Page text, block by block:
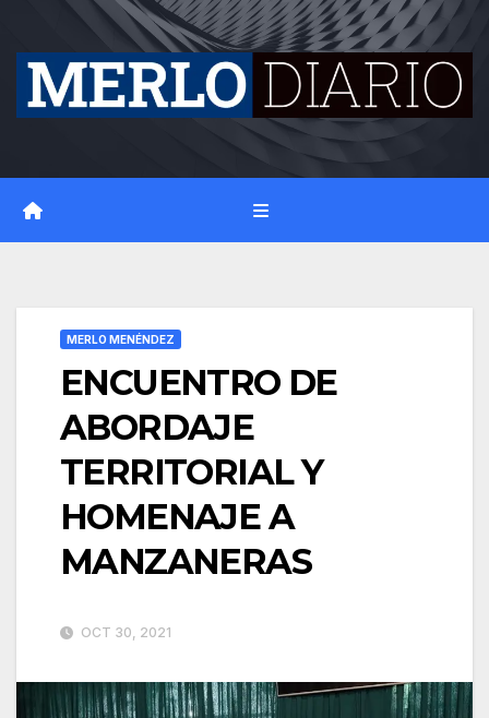
content
MERLO MENÉNDEZ
ENCUENTRO DE
ABORDAJE
TERRITORIAL Y
HOMENAJE A
MANZANERAS
OCT 30, 2021